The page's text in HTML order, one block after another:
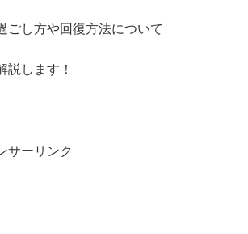
ごし方や回復方法について
します！
サーリンク